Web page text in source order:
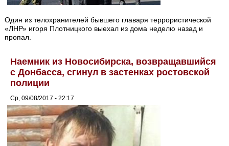
Один из телохранителей бывшего главаря террористической
«ЛНР» игоря Плотницкого выехал из дома неделю назад и
пропал.
Наемник из Новосибирска, возвращавшийся
с Донбасса, сгинул в застенках ростовской
полиции
Ср, 09/08/2017 - 22:17